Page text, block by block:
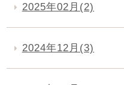
2025年02月(2)
2024年12月(3)